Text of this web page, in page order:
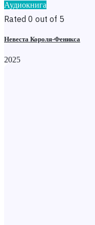
Аудиокнига
Rated 0 out of 5
Невеста Короля-Феникса
2025